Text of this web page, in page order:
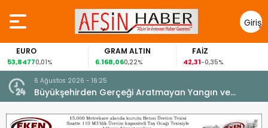
Giriş
Yap
EURO
0,01%
GRAM ALTIN
6.168,060,22%
FAİZ
42,31-0,35%
6 Ağustos 2026 - 16:25
Büyükşehirden Gerçeği Aratmayan Yangın ve
Kurtarma Tatbikatı.